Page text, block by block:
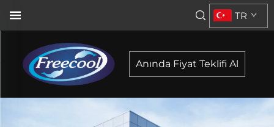
TR
Anında Fiyat Teklifi Al